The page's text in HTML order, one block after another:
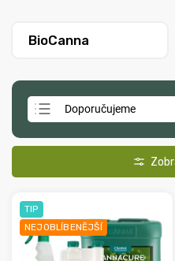
BioCanna
Doporučujeme
TIP
NEJOBLÍBENĚJŠÍ